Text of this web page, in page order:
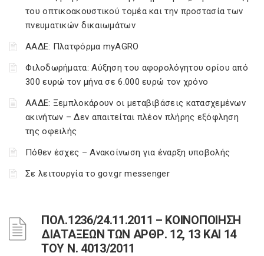
του οπτικοακουστικού τομέα και την προστασία των
πνευματικών δικαιωμάτων
ΑΑΔΕ: Πλατφόρμα myAGRO
Φιλοδωρήματα: Αύξηση του αφορολόγητου ορίου από
300 ευρώ τον μήνα σε 6.000 ευρώ τον χρόνο
ΑΑΔΕ: Ξεμπλοκάρουν οι μεταβιβάσεις κατασχεμένων
ακινήτων – Δεν απαιτείται πλέον πλήρης εξόφληση
της οφειλής
Πόθεν έσχες – Ανακοίνωση για έναρξη υποβολής
Σε λειτουργία το gov.gr messenger
ΠΟΛ.1236/24.11.2011 – ΚΟΙΝΟΠΟΙΗΣΗ
ΔΙΑΤΑΞΕΩΝ ΤΩΝ ΑΡΘΡ. 12, 13 ΚΑΙ 14
ΤΟΥ Ν. 4013/2011